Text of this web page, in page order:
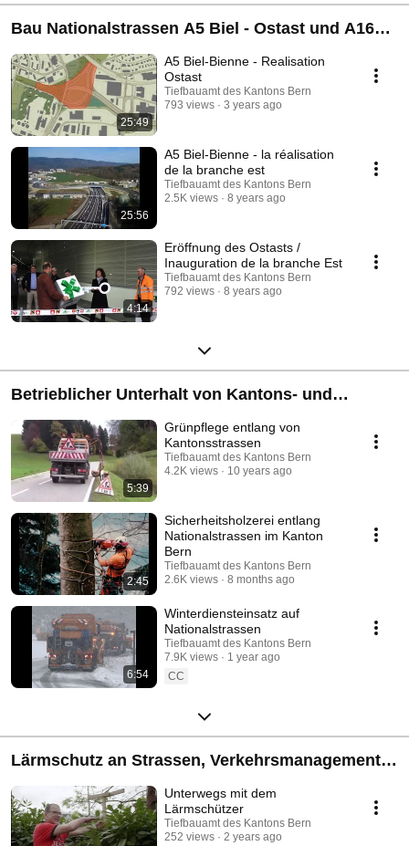
Bau Nationalstrassen A5 Biel - Ostast und A16
Transjurane
25:49
A5 Biel-Bienne - Realisation
Ostast
Tiefbauamt des Kantons Bern
793 views
3 years ago
25:56
A5 Biel-Bienne - la réalisation
de la branche est
Tiefbauamt des Kantons Bern
2.5K views
8 years ago
4:14
Eröffnung des Ostasts /
Inauguration de la branche Est
Tiefbauamt des Kantons Bern
792 views
8 years ago
Betrieblicher Unterhalt von Kantons- und
Nationalstrassen
5:39
Grünpflege entlang von
Kantonsstrassen
Tiefbauamt des Kantons Bern
4.2K views
10 years ago
2:45
Sicherheitsholzerei entlang
Nationalstrassen im Kanton
Bern
Tiefbauamt des Kantons Bern
2.6K views
8 months ago
6:54
Winterdiensteinsatz auf
Nationalstrassen
Tiefbauamt des Kantons Bern
7.9K views
1 year ago
CC
Lärmschutz an Strassen, Verkehrsmanagement,
Öffentliche BeleuchtungUnterwegs mit dem
Lärmschützer
Tiefbauamt des Kantons Bern
252 views
2 years ago